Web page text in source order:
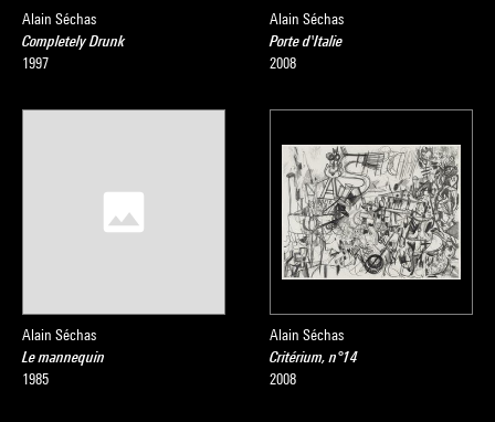
Alain Séchas
Completely Drunk
1997
Alain Séchas
Porte d'Italie
2008
Alain Séchas
Le mannequin
1985
Alain Séchas
Critérium, n°14
2008